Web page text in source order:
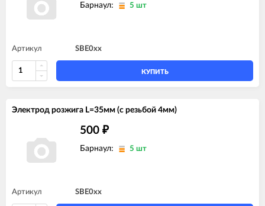
Барнаул: 5 шт
Артикул SBE0xx
КУПИТЬ
Электрод розжига L=35мм (с резьбой 4мм)
500 ₽
Барнаул: 5 шт
Артикул SBE0xx